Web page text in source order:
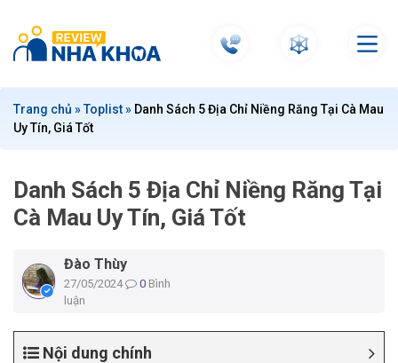
t
Trang chủ »Toplist» Danh Sách 5 Địa Chỉ Niềng Răng Tại Cà Mau
Uy Tín, Giá Tốt
Danh Sách 5 Địa Chỉ Niềng Răng Tại
Cà Mau Uy Tín, Giá Tốt
Đào Thùy
27/05/2024 0 Bình
luận
Nội dung chính